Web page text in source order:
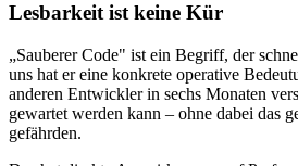
Lesbarkeit ist keine Kür
„Sauberer Code" ist ein Begriff, der
uns hat er eine konkrete operative
anderen Entwickler in sechs Monaten
gewartet werden kann – ohne dabei das
gefährden.